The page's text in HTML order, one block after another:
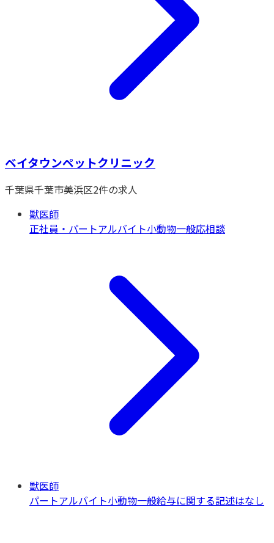
ベイタウンペットクリニック
千葉県千葉市美浜区2件の求人
獣医師
正社員・パートアルバイト小動物一般応相談
獣医師
パートアルバイト小動物一般給与に関する記述はなし